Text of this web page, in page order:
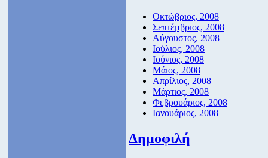
Οκτώβριος, 2008
Σεπτέμβριος, 2008
Αύγουστος, 2008
Ιούλιος, 2008
Ιούνιος, 2008
Μάιος, 2008
Απρίλιος, 2008
Μάρτιος, 2008
Φεβρουάριος, 2008
Ιανουάριος, 2008
Δημοφιλή